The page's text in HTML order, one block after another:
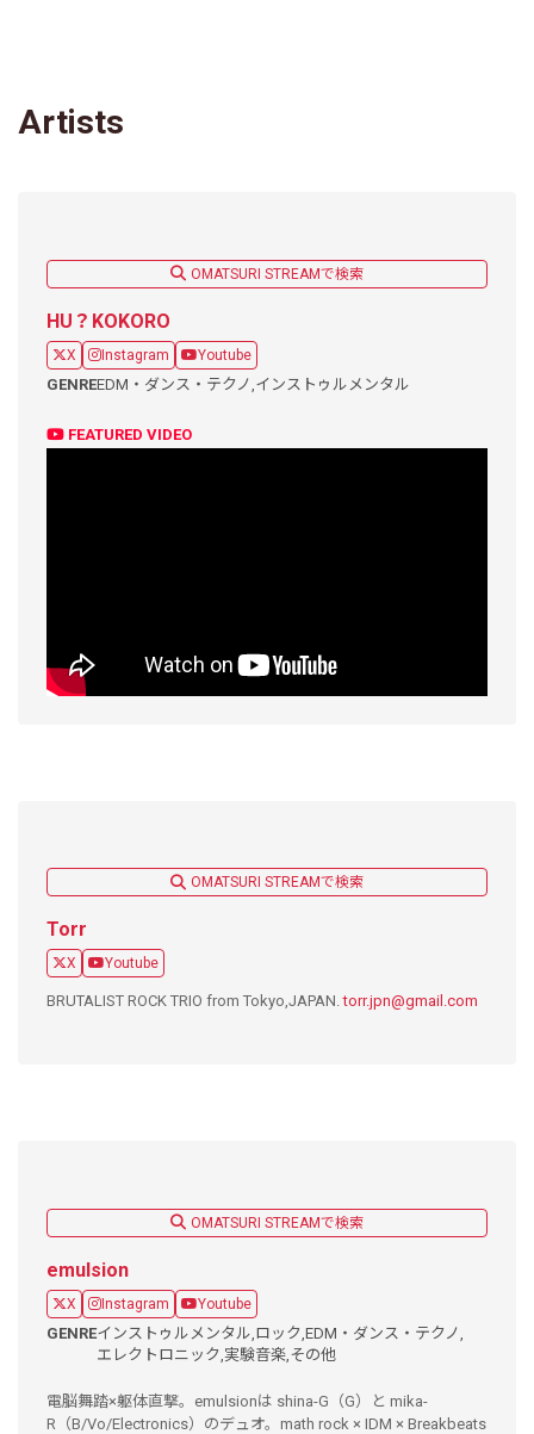
Artists
OMATSURI STREAMで検索
HU？KOKORO
X Instagram Youtube
GENREEDM・ダンス・テクノ, インストゥルメンタル
FEATURED VIDEO
OMATSURI STREAMで検索
Torr
X Youtube
BRUTALIST ROCK TRIO from Tokyo,JAPAN.torr.jpn@gmail.com
OMATSURI STREAMで検索
emulsion
X Instagram Youtube
GENREインストゥルメンタル, ロック, EDM・ダンス・テクノ,
エレクトロニック, 実験音楽, その他
電脳舞踏×躯体直撃。emulsionは shina-G（G）と mika-
R（B/Vo/Electronics）のデュオ。math rock × IDM × Breakbeats